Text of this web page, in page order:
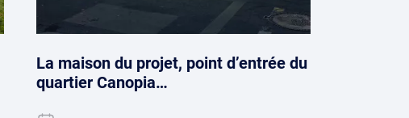
La maison du projet, point d’entrée du
quartier Canopia…